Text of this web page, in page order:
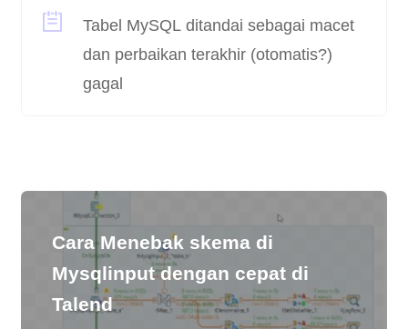
Tabel MySQL ditandai sebagai macet
dan perbaikan terakhir (otomatis?)
gagal
Cara Menebak skema di
Mysqlinput dengan cepat di
Talend